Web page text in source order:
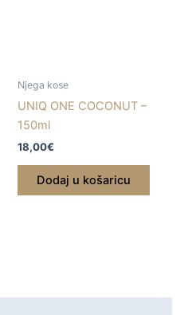
Njega kose
UNIQ ONE COCONUT –
150ml
18,00€
Dodaj u košaricu